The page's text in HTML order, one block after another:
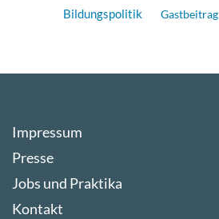
Bildungspolitik Gastbeitrag
Impressum
Presse
Jobs und Praktika
Kontakt